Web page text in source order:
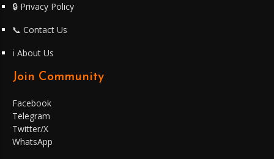
🔒 Privacy Policy
📞 Contact Us
ℹ️ About Us
Join Community
Facebook
Telegram
Twitter/X
WhatsApp